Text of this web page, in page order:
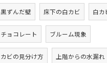
黒ずんだ壁 床下の白カビ 白カ
チョコレート ブルーム現象
カビの見分け方 上階からの水漏れ